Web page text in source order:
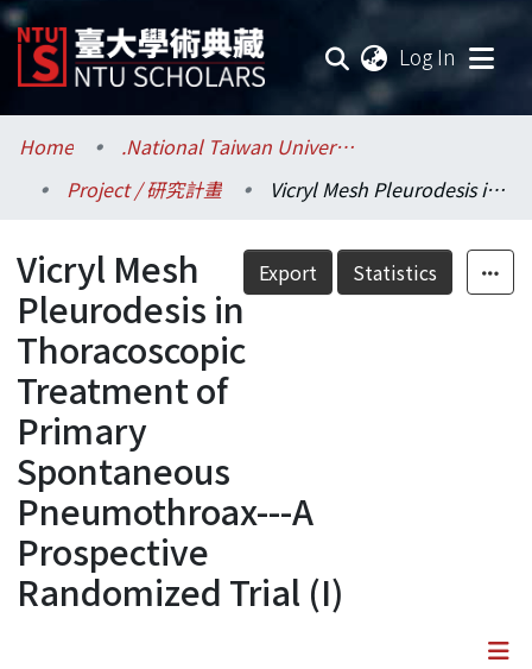
Log In
Communities & Collections
Research Outputs
Fundings & Projects
Researchers
Organizations
Statistics
Home
.National Taiwan University / 國立臺灣大學
Project / 研究計畫
Vicryl Mesh Pleurodesis in Thoracoscopic Treatment of Primary Spontaneous Pneumothroax---A Prospective Randomized Trial (I)
Export Statistics
Vicryl Mesh
Pleurodesis in
Thoracoscopic
Treatment of
Primary
Spontaneous
Pneumothroax---A
Prospective
Randomized Trial (I)